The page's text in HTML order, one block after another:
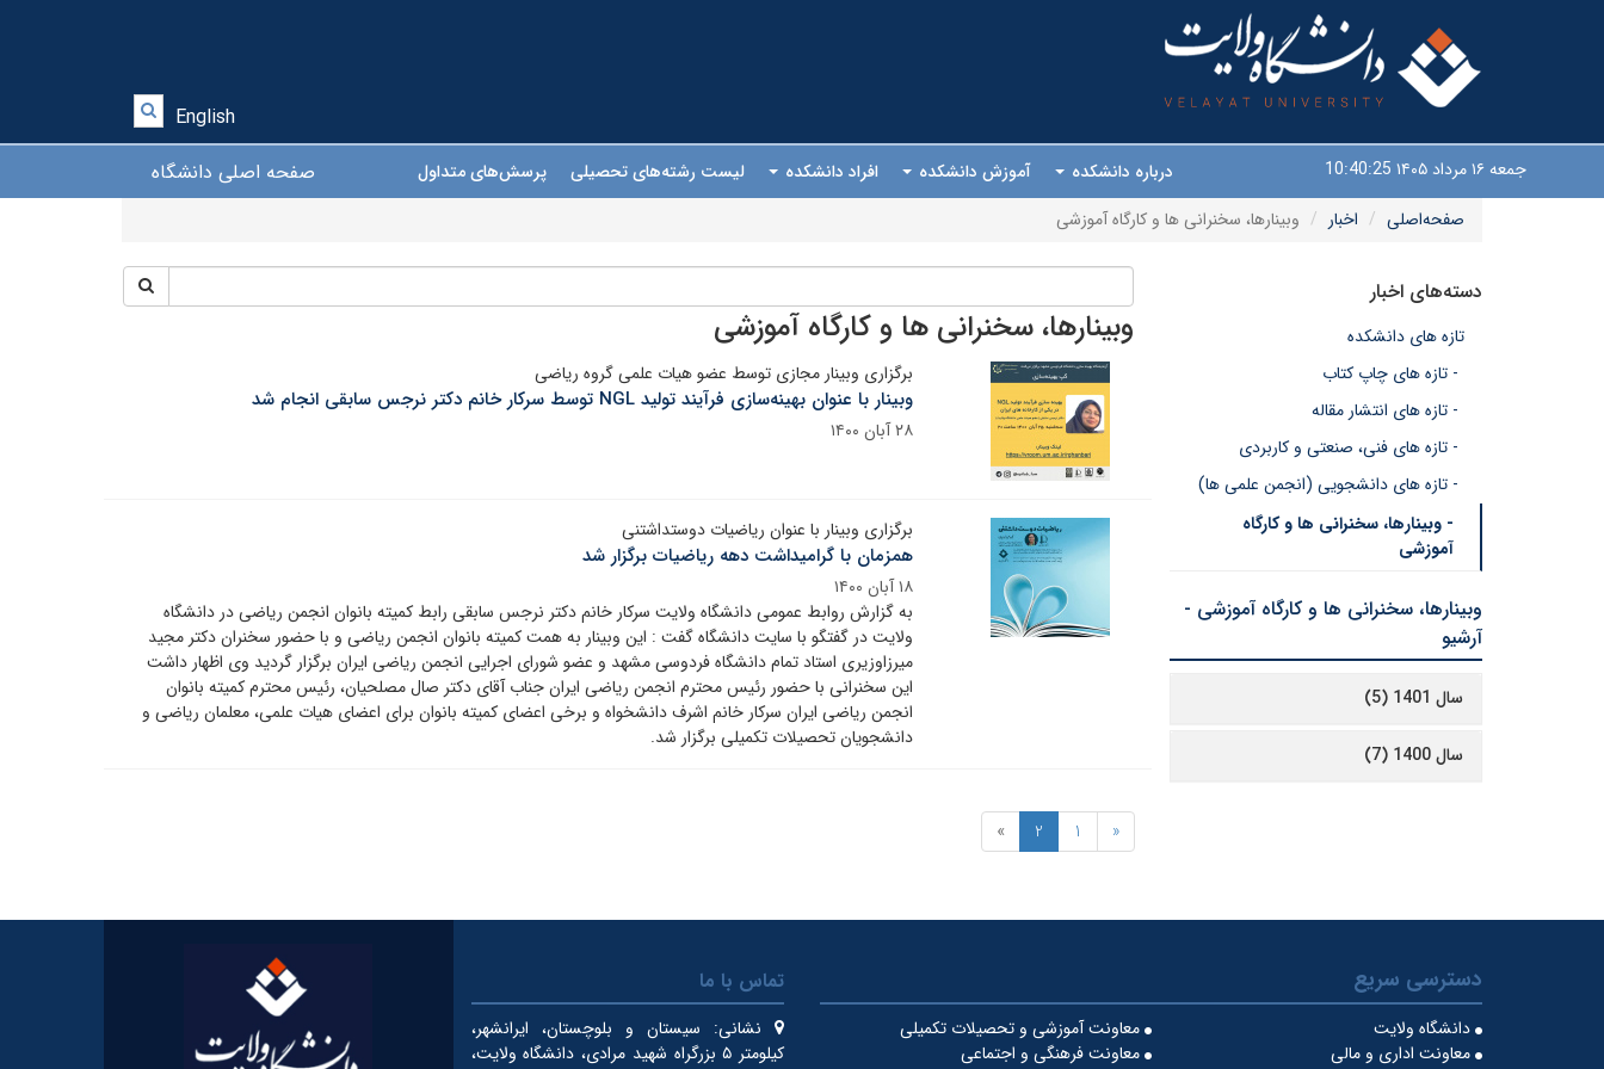
English
جمعه ۱۶ مرداد ۱۴۰۵ 10:40:25 صفحه اصلی دانشگاه درباره دانشکده آموزش دانشکده افراد دانشکده لیست رشته‌های تحصیلی
پرسش‌های متداول
صفحه‌اصلی
اخبار وبینارها، سخنرانی ها و کارگاه آموزشی
وبینارها، سخنرانی ها و کارگاه آموزشی
برگزاری وبینار مجازی توسط عضو هیات علمی گروه ریاضی
وبینار با عنوان بهینه‌سازی فرآیند تولید NGL توسط سرکار خانم دکتر نرجس سابقی انجام شد
۲۸ آبان ۱۴۰۰
برگزاری وبینار با عنوان ریاضیات دوستداشتنی
همزمان با گرامیداشت دهه ریاضیات برگزار شد
۱۸ آبان ۱۴۰۰
به گزارش روابط عمومی دانشگاه ولایت سرکار خانم دکتر نرجس سابقی رابط کمیته بانوان انجمن ریاضی در دانشگاه
ولایت در گفتگو با سایت دانشگاه گفت : این وبینار به همت کمیته بانوان انجمن ریاضی و با حضور سخنران دکتر مجید
میرزاوزیری استاد تمام دانشگاه فردوسی مشهد و عضو شورای اجرایی انجمن ریاضی ایران برگزار گردید وی اظهار داشت
این سخنرانی با حضور رئیس محترم انجمن ریاضی ایران جناب آقای دکتر صال مصلحیان، رئیس محترم کمیته بانوان
انجمن ریاضی ایران سرکار خانم اشرف دانشخواه و برخی اعضای کمیته بانوان برای اعضای هیات علمی، معلمان ریاضی و
دانشجویان تحصیلات تکمیلی برگزار شد.
«
1
2
»
دسته‌های اخبار
تازه های دانشکده
- تازه های چاپ کتاب
- تازه های انتشار مقاله
- تازه های فنی، صنعتی و کاربردی
- تازه های دانشجویی (انجمن علمی ها)
- وبینارها، سخنرانی ها و کارگاه
آموزشی
وبینارها، سخنرانی ها و کارگاه آموزشی -
آرشیو
سال 1401 (5)
سال 1400 (7)
دسترسی سریع
معاونت آموزشی و تحصیلات تکمیلی
دانشگاه ولایت
معاونت فرهنگی و اجتماعی
معاونت اداری و مالی
تماس با ما
نشانی: سیستان و بلوچستان، ایرانشهر،
کیلومتر ۵ بزرگراه شهید مرادی، دانشگاه ولایت،